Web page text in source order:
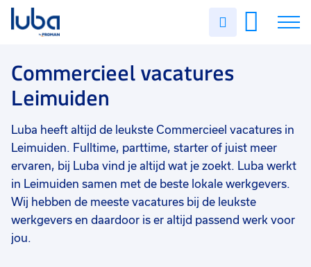
Uren
Vacatures
Over ons
Voor werkgevers
Contact
Commercieel vacatures
Leimuiden
Luba heeft altijd de leukste Commercieel vacatures in
Leimuiden. Fulltime, parttime, starter of juist meer
ervaren, bij Luba vind je altijd wat je zoekt. Luba werkt
in Leimuiden samen met de beste lokale werkgevers.
Wij hebben de meeste vacatures bij de leukste
werkgevers en daardoor is er altijd passend werk voor
jou.
Filter vacatures
Vakgebied 0
Commercieel
Opleidingsniveau
Soort contract 0
Uitzicht op vast 6
Uren per week 0